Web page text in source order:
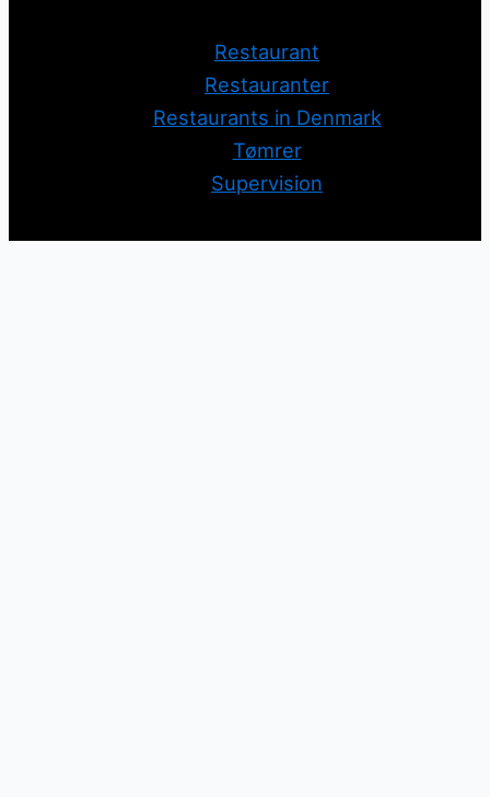
Restaurant
Restauranter
Restaurants in Denmark
Tømrer
Supervision